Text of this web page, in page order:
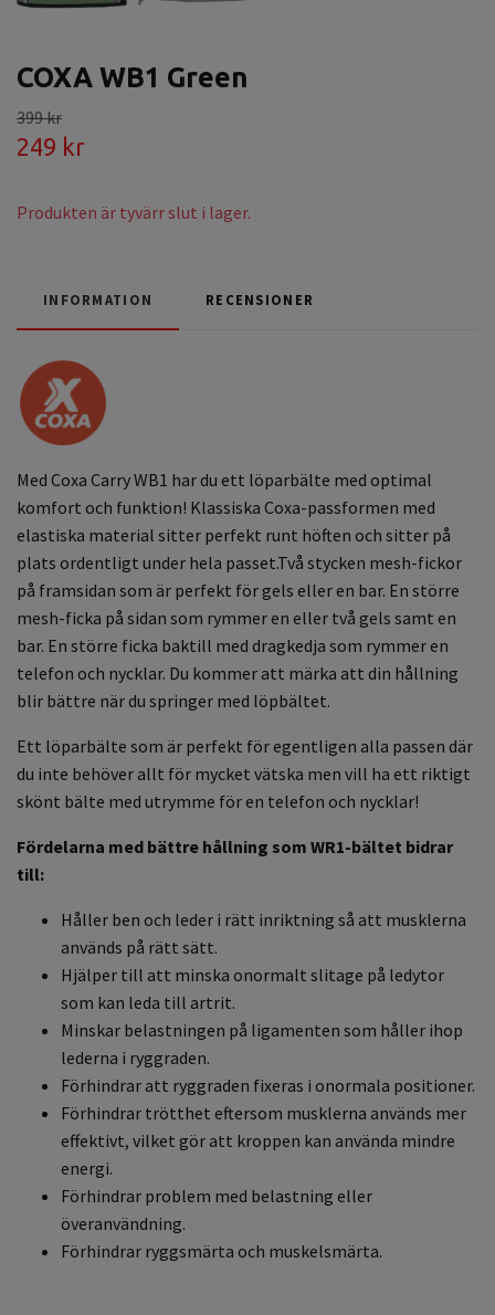
COXA WB1 Green
399 kr
249 kr
Produkten är tyvärr slut i lager.
INFORMATION RECENSIONER
Med Coxa Carry WB1 har du ett löparbälte med optimal
komfort och funktion! Klassiska Coxa-passformen med
elastiska material sitter perfekt runt höften och sitter på
plats ordentligt under hela passet.Två stycken mesh-fickor
på framsidan som är perfekt för gels eller en bar. En större
mesh-ficka på sidan som rymmer en eller två gels samt en
bar. En större ficka baktill med dragkedja som rymmer en
telefon och nycklar. Du kommer att märka att din hållning
blir bättre när du springer med löpbältet.
Ett löparbälte som är perfekt för egentligen alla passen där
du inte behöver allt för mycket vätska men vill ha ett riktigt
skönt bälte med utrymme för en telefon och nycklar!
Fördelarna med bättre hållning som WR1-bältet bidrar
till:
Håller ben och leder i rätt inriktning så att musklerna
används på rätt sätt.
Hjälper till att minska onormalt slitage på ledytor
som kan leda till artrit.
Minskar belastningen på ligamenten som håller ihop
lederna i ryggraden.
Förhindrar att ryggraden fixeras i onormala positioner.
Förhindrar trötthet eftersom musklerna används mer
effektivt, vilket gör att kroppen kan använda mindre
energi.
Förhindrar problem med belastning eller
överanvändning.
Förhindrar ryggsmärta och muskelsmärta.